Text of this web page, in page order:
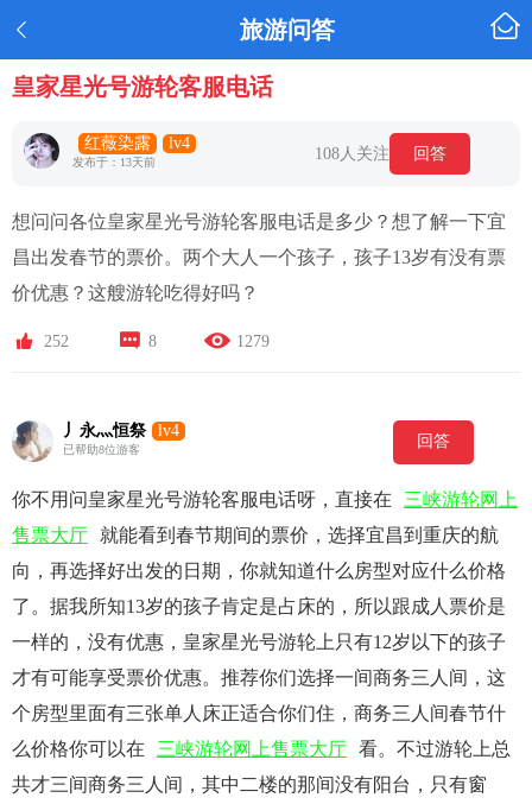
 旅游问答 
皇家星光号游轮客服电话
红薇染露 lv4
发布于：13天前 108人关注 回答
想问问各位皇家星光号游轮客服电话是多少？想了解一下宜
昌出发春节的票价。两个大人一个孩子，孩子13岁有没有票
价优惠？这艘游轮吃得好吗？
 252  8  1279
丿永灬恒祭 lv4
已帮助8位游客 回答
你不用问皇家星光号游轮客服电话呀，直接在
三峡游轮网上
售票大厅
就能看到春节期间的票价，选择宜昌到重庆的航
向，再选择好出发的日期，你就知道什么房型对应什么价格
了。据我所知13岁的孩子肯定是占床的，所以跟成人票价是
一样的，没有优惠，皇家星光号游轮上只有12岁以下的孩子
才有可能享受票价优惠。推荐你们选择一间商务三人间，这
个房型里面有三张单人床正适合你们住，商务三人间春节什
么价格你可以在
三峡游轮网上售票大厅 看。不过游轮上总
共才三间商务三人间，其中二楼的那间没有阳台，只有窗